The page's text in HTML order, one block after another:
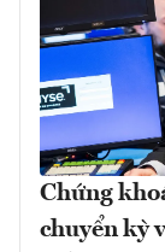
Chứng
chuyển kỳ